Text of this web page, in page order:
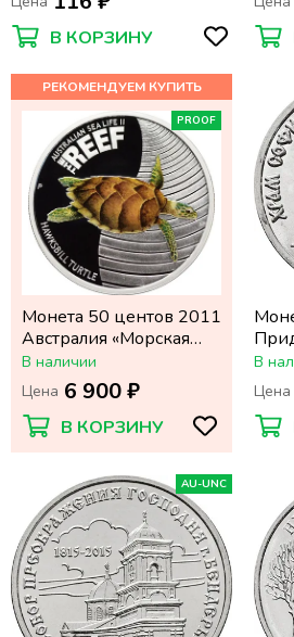
В КОРЗИНУ
PROOF
Монета 50 центов 2011
Австралия «Морская
жизнь Австралии:
Черепаха бисса»
В наличии
Цена 6 900 ₽
В КОРЗИНУ
имя
В
Цена
AU-UNC